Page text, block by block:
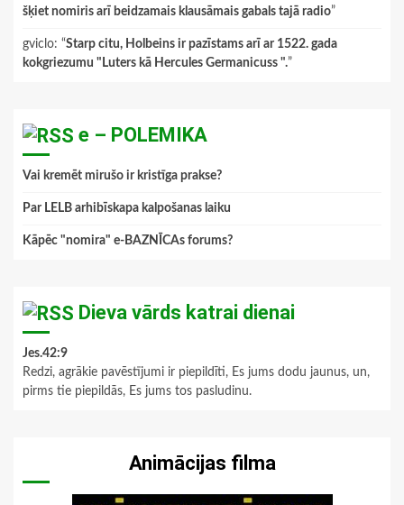
šķiet nomiris arī beidzamais klausāmais gabals tajā radio”
gviclo: “Starp citu, Holbeins ir pazīstams arī ar 1522. gada
kokgriezumu "Luters kā Hercules Germanicuss ".”
e – POLEMIKA
Vai kremēt mirušo ir kristīga prakse?
Par LELB arhibīskapa kalpošanas laiku
Kāpēc "nomira" e-BAZNĪCAs forums?
Dieva vārds katrai dienai
Jes.42:9
Redzi, agrākie pavēstījumi ir piepildīti, Es jums dodu jaunus, un,
pirms tie piepildās, Es jums tos pasludinu.
Animācijas filma